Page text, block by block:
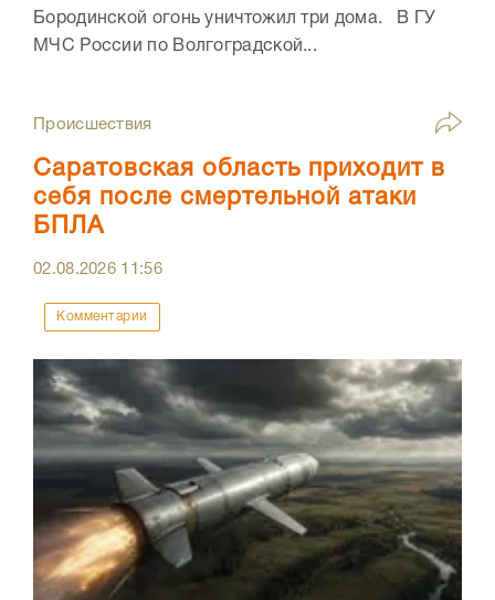
Бородинской огонь уничтожил три дома. В ГУ
МЧС России по Волгоградской...
Происшествия
Саратовская область приходит в
себя после смертельной атаки
БПЛА
02.08.2026 11:56
Комментарии